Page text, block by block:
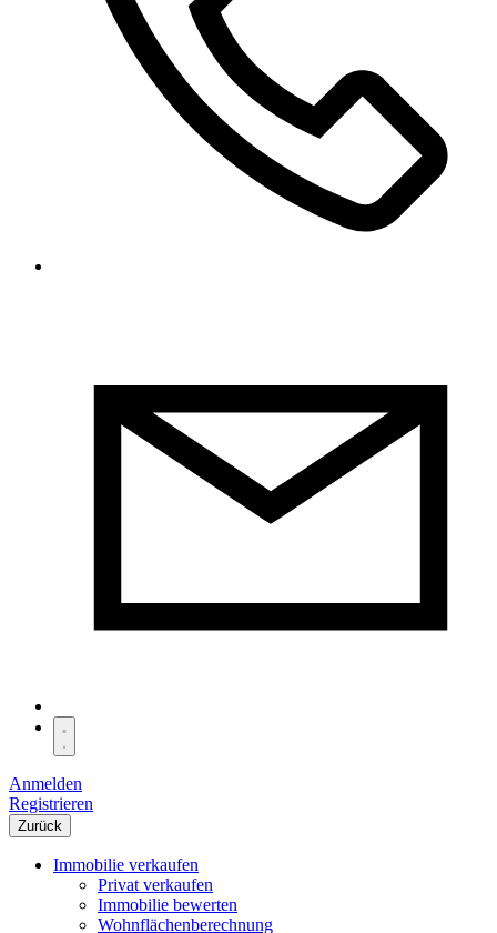
Anmelden
Registrieren
Zurück
Immobilie verkaufen
Privat verkaufen
Immobilie bewerten
Wohnflächenberechnung